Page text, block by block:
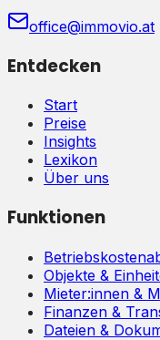
office@immovio.at
Entdecken
Start
Preise
Insights
Lexikon
Über uns
Funktionen
Objekte &
Mieter:innen &
Finanzen &
Dateien &